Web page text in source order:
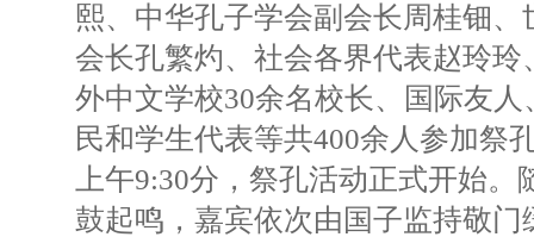
熙、中华孔子学会副会长周桂钿
会长孔繁灼、社会各界代表赵玲
外中文学校30余名校长、国际友
民和学生代表等共400余人参加祭
上午9:30分，祭孔活动正式开始。
鼓起鸣，嘉宾依次由国子监持敬